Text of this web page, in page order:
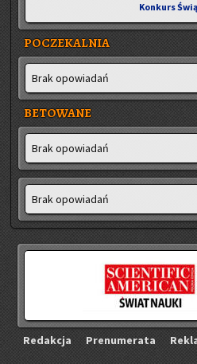
Konkurs
POCZEKALNIA
Brak opo­wia­dań
BETOWANE
Brak opo­wia­dań
Brak opo­wia­dań
Re­dak­cja Pre­nu­me­ra­ta